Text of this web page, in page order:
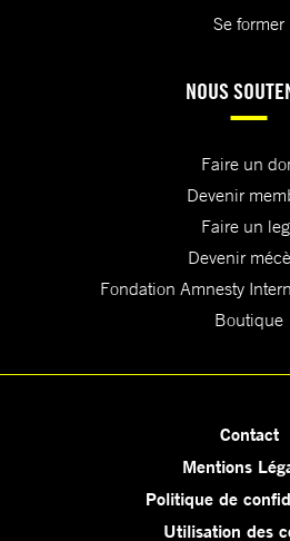
Se former
NOUS
Faire un
Devenir
Faire un
Devenir
Fondation Amnesty
Boutique
Contact
Mentions
Politique de
Utilisation des